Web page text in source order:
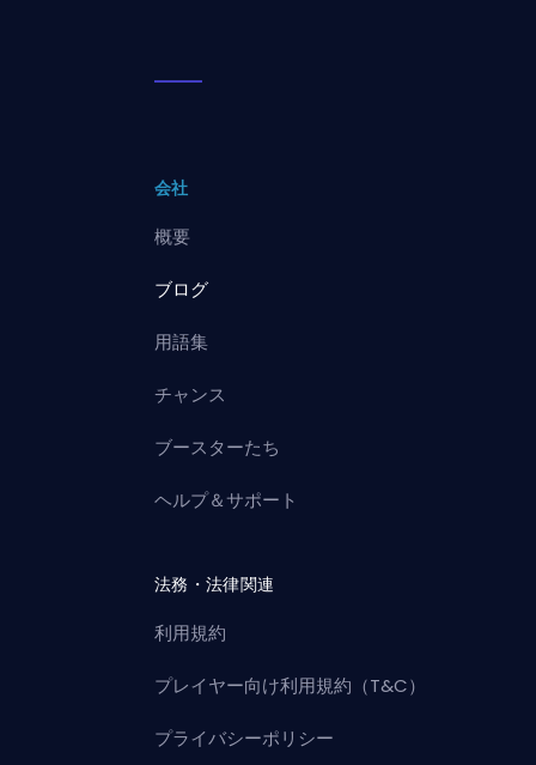
会社
概要
ブログ
用語集
チャンス
ブースターたち
ヘルプ＆サポート
法務・法律関連
利用規約
プレイヤー向け利用規約（T&C）
プライバシーポリシー